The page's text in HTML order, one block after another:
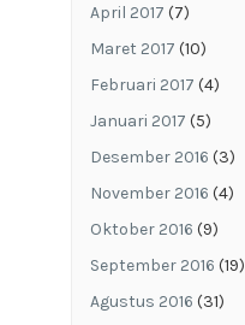
April 2017 (7)
Maret 2017 (10)
Februari 2017 (4)
Januari 2017 (5)
Desember 2016 (3)
November 2016 (4)
Oktober 2016 (9)
September 2016 (19)
Agustus 2016 (31)